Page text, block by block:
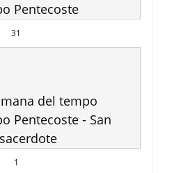
Pentecoste
31
del tempo
Pentecoste - San
1